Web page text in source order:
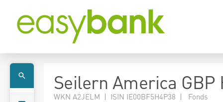
Seilern America GBP
WKN A2JELM | ISIN IE00BF5H4P38 | Fonds